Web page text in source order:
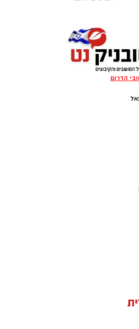
נחשף? צילומים מאירוע
בכתבה? נשמח שתשתפו
הדרום